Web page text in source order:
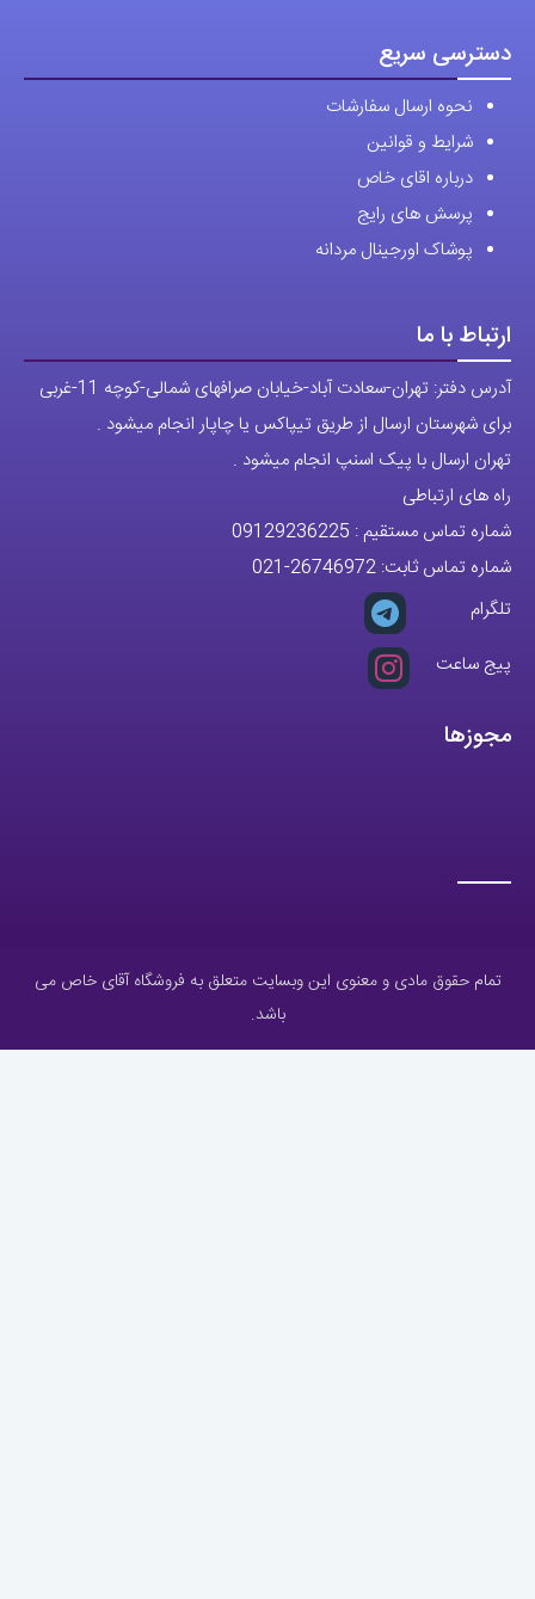
دسترسی سریع
نحوه ارسال سفارشات
شرایط و قوانین
درباره اقای خاص
پرسش های رایج
ارتباط با ما
آدرس دفتر: تهران-سعادت آباد-خیابان صرافهای شمالی-کوچه 11-غربی
برای شهرستان ارسال از طریق تیپاکس یا چاپار انجام میشود .
تهران ارسال با پیک اسنپ انجام میشود .
راه های ارتباطی
شماره تماس مستقیم :09129236225
شماره تماس ثابت:26746972
تمام حقوق مادی و معنوی این وبسایت متعلق به فروشگاه آقای خاص می
باشد.